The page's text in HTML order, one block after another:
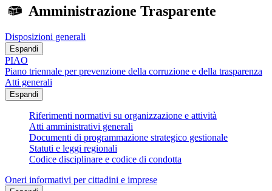
Amministrazione Trasparente
Disposizioni generali
Espandi
PIAO
Piano triennale per prevenzione della corruzione e della trasparenza
Atti generali
Espandi
Riferimenti normativi su organizzazione e attività
Atti amministrativi generali
Documenti di programmazione strategico gestionale
Statuti e leggi regionali
Codice disciplinare e codice di condotta
Oneri informativi per cittadini e imprese